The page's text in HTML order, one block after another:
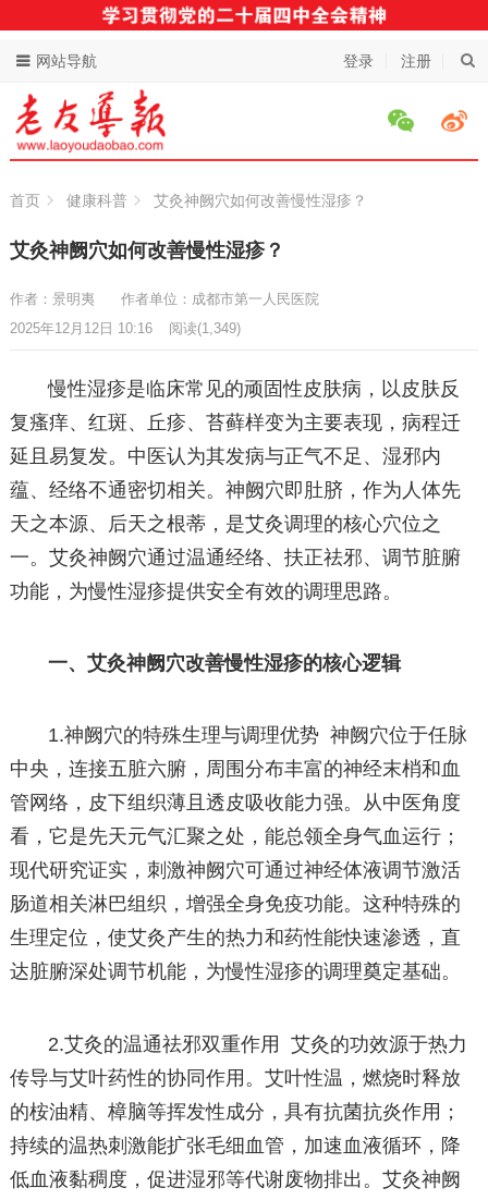
登录 注册
网站导航
首页 健康科普 艾灸神阙穴如何改善慢性湿疹？
艾灸神阙穴如何改善慢性湿疹？
作者：景明夷
作者单位：成都市第一人民医院
2025年12月12日 10:16
阅读(1,349)
慢性湿疹是临床常见的顽固性皮肤病，以皮肤反
复瘙痒、红斑、丘疹、苔藓样变为主要表现，病程迁
延且易复发。中医认为其发病与正气不足、湿邪内
蕴、经络不通密切相关。神阙穴即肚脐，作为人体先
天之本源、后天之根蒂，是艾灸调理的核心穴位之
一。艾灸神阙穴通过温通经络、扶正祛邪、调节脏腑
功能，为慢性湿疹提供安全有效的调理思路。
一、艾灸神阙穴改善慢性湿疹的核心逻辑
1.神阙穴的特殊生理与调理优势 神阙穴位于任脉
中央，连接五脏六腑，周围分布丰富的神经末梢和血
管网络，皮下组织薄且透皮吸收能力强。从中医角度
看，它是先天元气汇聚之处，能总领全身气血运行；
现代研究证实，刺激神阙穴可通过神经体液调节激活
肠道相关淋巴组织，增强全身免疫功能。这种特殊的
生理定位，使艾灸产生的热力和药性能快速渗透，直
达脏腑深处调节机能，为慢性湿疹的调理奠定基础。
2.艾灸的温通祛邪双重作用 艾灸的功效源于热力
传导与艾叶药性的协同作用。艾叶性温，燃烧时释放
的桉油精、樟脑等挥发性成分，具有抗菌抗炎作用；
持续的温热刺激能扩张毛细血管，加速血液循环，降
低血液黏稠度，促进湿邪等代谢废物排出。艾灸神阙